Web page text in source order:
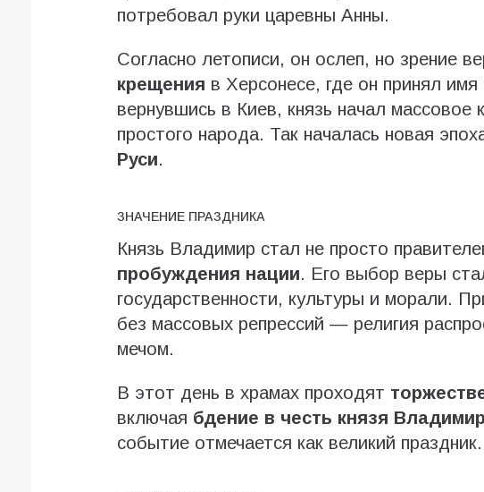
потребовал руки царевны Анны.
Согласно летописи, он ослеп, но зрение
крещения в Херсонесе, где он принял
вернувшись в Киев, князь начал
простого народа. Так началась новая
Руси.
ЗНАЧЕНИЕ ПРАЗДНИКА
Князь Владимир стал не просто
пробуждения нации. Его выбор веры
государственности, культуры и морали.
без массовых репрессий — религия
мечом.
В этот день в храмах проходят
включая бдение в честь князя
событие отмечается как великий праздник.